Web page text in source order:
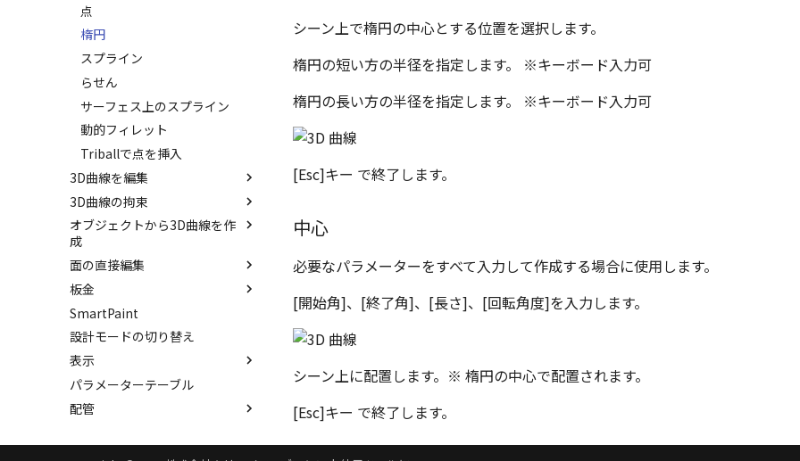
隙間チェック
再生成
表示を再作成
抑制[非表示]
ゴーストパーツに設定
シェイプを合体
面を IntelliShape に変換
ソリッドに変換
グループ化
アンカーを移動
サイズボックスをリセット
パーツ/アセンブリ断面
シーンブラウザを検索
シェイプ プロパティ
ゼブラストライプ
結合点を挿入
COMPOSE データ変換
メッシュサーフェス
面間フィレット
凝固
縫合
パッチ
点
楕円
スプライン
らせん
サーフェス上のスプライン
動的フィレット
Triballで点を挿入
3D曲線を編集
トリム
移動
フィレット/面取り
サイズ変更
配列
ミラー
軸でミラー
回転
3D曲線の拘束
3D曲線に寸法を指定
3D曲線に拘束を設定
オブジェクトから3D曲線を作
成
3D 曲線を編集
3D 曲線を作成
交差曲線
投影曲線
曲線をラップ
アイソパラメトリック曲線
ブリッジ曲線
面の直接編集
面を移動
面を削除
面をマッチ
面をオフセット
面の半径を編集
面を分割
板金
展開/展開解除
ロフト
スケッチベンドの作成
切り抜き
成形ツール
コーナーリリーフを作成
SmartPaint
設計モードの切り替え
表示
スポイトへ抽出
今すぐレンダリング
テクスチャ
パラメーターテーブル
配管
配管の作成例
シーン上で楕円の中心とする位置を選択します。
楕円の短い方の半径を指定します。 ※キーボード入力可
楕円の長い方の半径を指定します。 ※キーボード入力可
[Esc]キー で終了します。
中心
必要なパラメーターをすべて入力して作成する場合に使用します。
[開始角]、[終了角]、[長さ]、[回転角度]を入力します。
シーン上に配置します。※ 楕円の中心で配置されます。
[Esc]キー で終了します。